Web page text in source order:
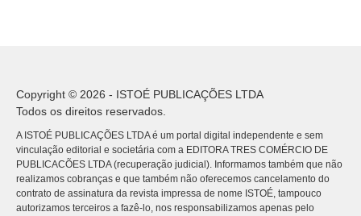
Copyright © 2026 - ISTOÉ PUBLICAÇÕES LTDA
Todos os direitos reservados.
A ISTOÉ PUBLICAÇÕES LTDA é um portal digital independente e sem
vinculação editorial e societária com a EDITORA TRES COMÉRCIO DE
PUBLICACÕES LTDA (recuperação judicial). Informamos também que não
realizamos cobranças e que também não oferecemos cancelamento do
contrato de assinatura da revista impressa de nome ISTOÉ, tampouco
autorizamos terceiros a fazê-lo, nos responsabilizamos apenas pelo